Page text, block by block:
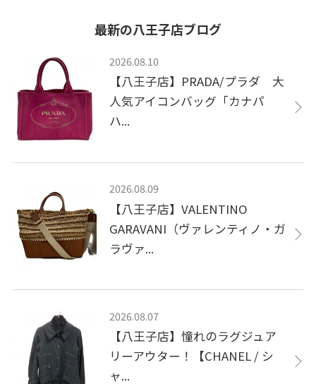
最新の八王子店ブログ
2026.08.10
【八王子店】PRADA/プラダ 大
人気アイコンバッグ「カナパ
ハ...
2026.08.09
【八王子店】VALENTINO
GARAVANI（ヴァレンティノ・ガ
ラヴァ...
2026.08.07
【八王子店】憧れのラグジュア
リーアウター！【CHANEL / シ
ャ...